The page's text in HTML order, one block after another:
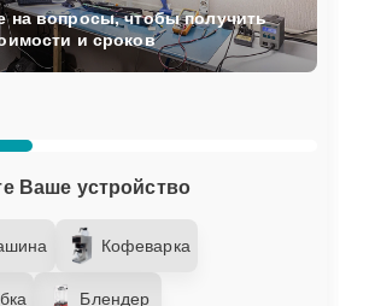
Ваше устройство
Кофеварка
Блендер
на вопросы, чтобы получить
и сроков